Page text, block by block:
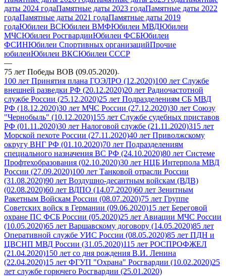
даты 2024 годаПамятные даты 2023 годаПамятные даты 2022
годаПамятные даты 2021 годаПамятные даты 2019
годаЮбилеи ВСЮбилеи ВМФЮбилеи МВДЮбилеи
МЧСЮбилеи РосгвардииЮбилеи ФСБЮбилеи
ФСИНЮбилеи Спортивных организацийПрочие
юбилеиЮбилеи ВКСЮбилеи СССР
—
75 лет Победы ВОВ (09.05.2020)
100 лет Принятия плана ГОЭЛРО (12.2020)100 лет Службе
внешней разведки РФ (20.12.2020)20 лет Радиочастотной
службе России (25.12.2020)25 лет Подразделениям СБ МВД
РФ (18.12.2020)30 лет МЧС России (27.12.2020)30 лет Союзу
"Чернобыль" (10.12.2020)155 лет Службе судебных приставов
РФ (01.11.2020)30 лет Налоговой службе (21.11.2020)315 лет
Морской пехоте России (27.11.2020)40 лет Приволжскому
округу ВНГ РФ (01.10.2020)70 лет Подразделениям
специального назначения ВС РФ (24.10.2020)80 лет Системе
Профтехобразования (02.10.2020)30 лет НЦБ Интерпола МВД
России (27.09.2020)100 лет Танковой отрасли России
(31.08.2020)90 лет Воздушно-десантным войскам (ВДВ)
(02.08.2020)60 лет ВДПО (14.07.2020)60 лет Зенитным
Ракетным Войскам России (08.07.2020)75 лет Группе
Советских войск в Германии (09.06.2020)15 лет Береговой
охране ПС ФСБ России (05.2020)25 лет Авиации МЧС России
(10.05.2020)65 лет Варшавскому договору (14.05.2020)85 лет
Оперативной службе УИС России (08.05.2020)85 лет ПДН и
ЦВСНП МВД России (31.05.2020)115 лет РОСПРОФЖЕЛ
(21.04.2020)150 лет со дня рождения В.И. Ленина
(22.04.2020)15 лет ФГУП "Охрана" Росгвардии (10.02.2020)25
лет службе горючего Росгвардии (25.01.2020)